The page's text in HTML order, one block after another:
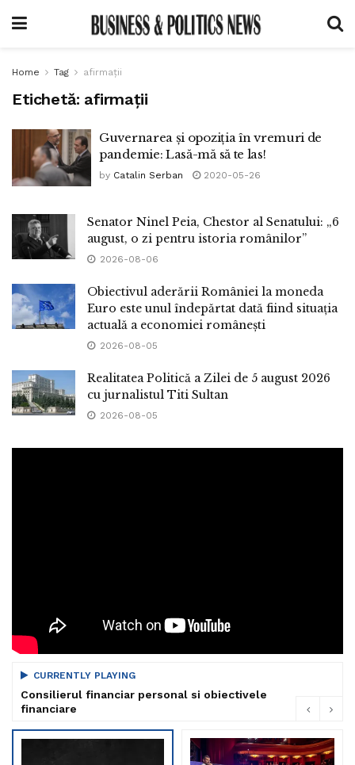
Home Tag afirmații
Etichetă: afirmații
Guvernarea și opoziția în vremuri de
pandemie: Lasă-mă să te las!
by Catalin Serban 2020-05-26
Senator Ninel Peia, Chestor al Senatului: „6
august, o zi pentru istoria românilor”
2026-08-06
Obiectivul aderării României la moneda
Euro este unul îndepărtat dată fiind situația
actuală a economiei românești
2026-08-05
Realitatea Politică a Zilei de 5 august 2026
cu jurnalistul Titi Sultan
2026-08-05
CURRENTLY PLAYING
Consilierul financiar personal si obiectivele
financiare